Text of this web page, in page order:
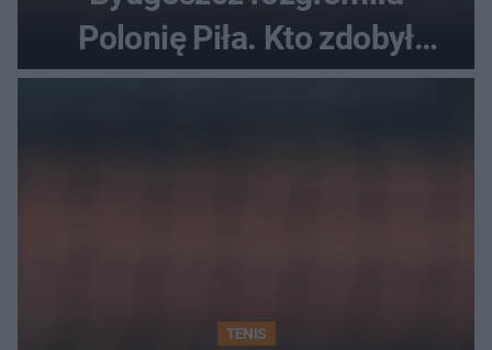
Polonię Piła. Kto zdobył
najwięcej punktów?
TENIS